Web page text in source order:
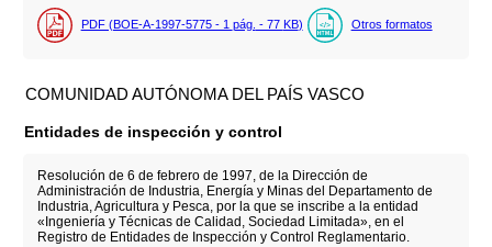
PDF (BOE-A-1997-5775 - 1 pág. - 77 KB) Otros formatos
COMUNIDAD AUTÓNOMA DEL PAÍS VASCO
Entidades de inspección y control
Resolución de 6 de febrero de 1997, de la Dirección de
Administración de Industria, Energía y Minas del Departamento de
Industria, Agricultura y Pesca, por la que se inscribe a la entidad
«Ingeniería y Técnicas de Calidad, Sociedad Limitada», en el
Registro de Entidades de Inspección y Control Reglamentario.